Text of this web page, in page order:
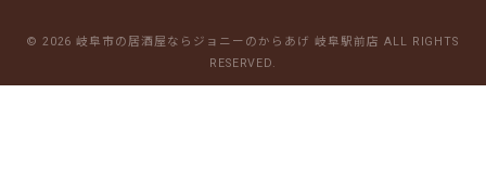
© 2026 岐阜市の居酒屋ならジョニーのからあげ 岐阜駅前店 ALL RIGHTS
RESERVED.